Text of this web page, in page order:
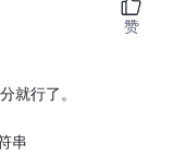
就行了。
串
赞